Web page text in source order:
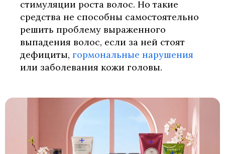
стимуляции роста волос. Но такие
средства не способны самостоятельно
решить проблему выраженного
выпадения волос, если за ней стоят
дефициты, гормональные нарушения
или заболевания кожи головы.